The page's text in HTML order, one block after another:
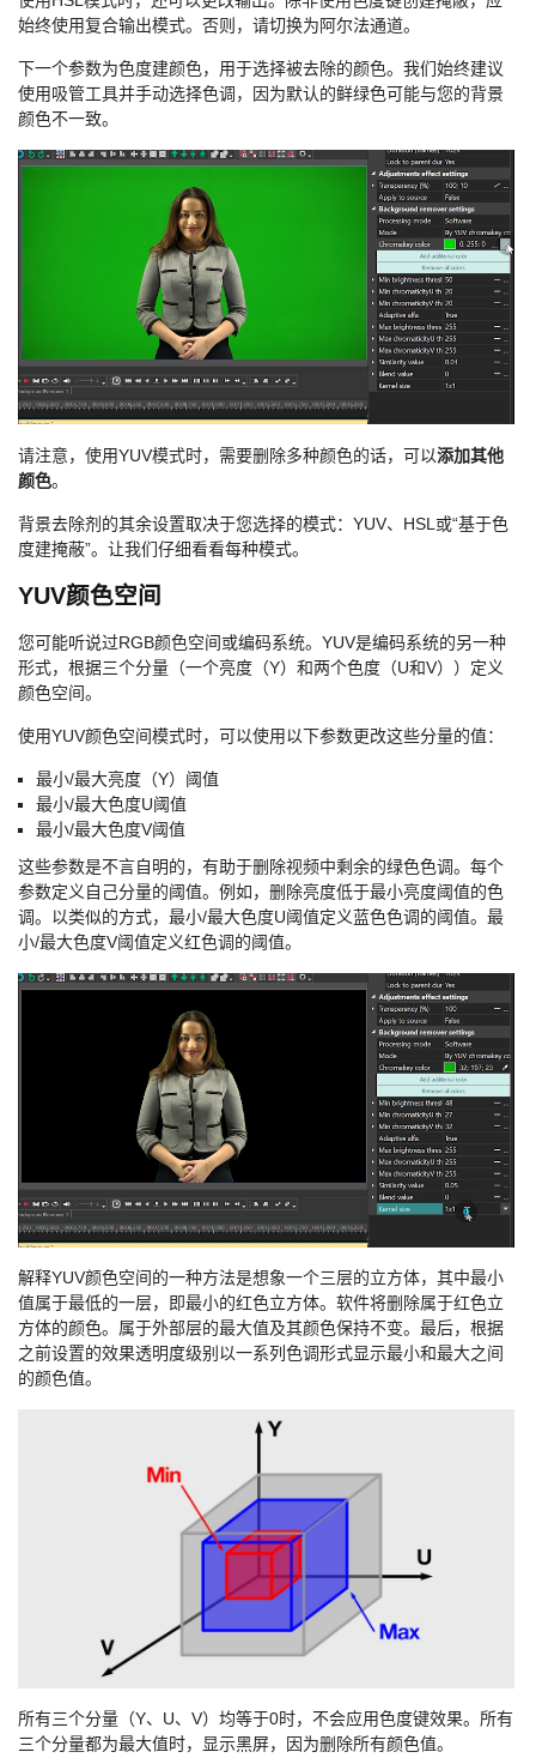
始终使用复合输出模式。否则，请切换为阿尔法通道。
下一个参数为色度建颜色，用于选择被去除的颜色。我们始终建议
使用吸管工具并手动选择色调，因为默认的鲜绿色可能与您的背景
颜色不一致。
请注意，使用YUV模式时，需要删除多种颜色的话，可以添加其他
颜色。
背景去除剂的其余设置取决于您选择的模式：YUV、HSL或“基于色
度建掩蔽”。让我们仔细看看每种模式。
YUV颜色空间
您可能听说过RGB颜色空间或编码系统。YUV是编码系统的另一种
形式，根据三个分量（一个亮度（Y）和两个色度（U和V））定义
颜色空间。
使用YUV颜色空间模式时，可以使用以下参数更改这些分量的值：
最小/最大亮度（Y）阈值
最小/最大色度U阈值
最小/最大色度V阈值
这些参数是不言自明的，有助于删除视频中剩余的绿色色调。每个
参数定义自己分量的阈值。例如，删除亮度低于最小亮度阈值的色
调。以类似的方式，最小/最大色度U阈值定义蓝色色调的阈值。最
小/最大色度V阈值定义红色调的阈值。
解释YUV颜色空间的一种方法是想象一个三层的立方体，其中最小
值属于最低的一层，即最小的红色立方体。软件将删除属于红色立
方体的颜色。属于外部层的最大值及其颜色保持不变。最后，根据
之前设置的效果透明度级别以一系列色调形式显示最小和最大之间
的颜色值。
所有三个分量（Y、U、V）均等于0时，不会应用色度键效果。所有
三个分量都为最大值时，显示黑屏，因为删除所有颜色值。